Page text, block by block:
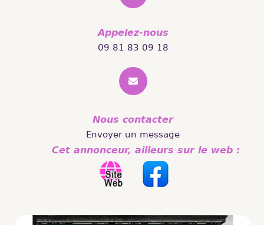
Appelez-nous
09 81 83 09 18
Nous contacter
Envoyer un message
Cet annonceur, ailleurs sur le web :